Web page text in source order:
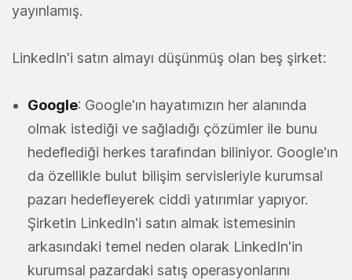
yayınlamış.
LinkedIn'i satın almayı düşünmüş olan beş şirket:
Google: Google'ın hayatımızın her alanında
olmak istediği ve sağladığı çözümler ile bunu
hedeflediği herkes tarafından biliniyor. Google'ın
da özellikle bulut bilişim servisleriyle kurumsal
pazarı hedefleyerek ciddi yatırımlar yapıyor.
Şirketin LinkedIn'i satın almak istemesinin
arkasındaki temel neden olarak LinkedIn'in
kurumsal pazardaki satış operasyonlarını